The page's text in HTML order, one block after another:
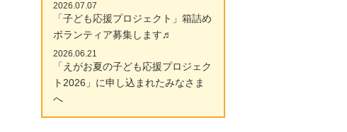
2026.07.07
「子ども応援プロジェクト」箱詰め
ボランティア募集します♬
2026.06.21
「えがお夏の子ども応援プロジェク
ト2026」に申し込まれたみなさま
へ